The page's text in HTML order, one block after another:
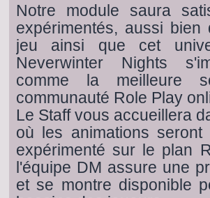
Notre module saura
expérimentés, aussi
jeu ainsi que cet
Neverwinter Nights
comme la meilleure
communauté Role Play
Le Staff vous accueillera
où les animations
expérimenté sur le plan
l'équipe DM assure une
et se montre disponible